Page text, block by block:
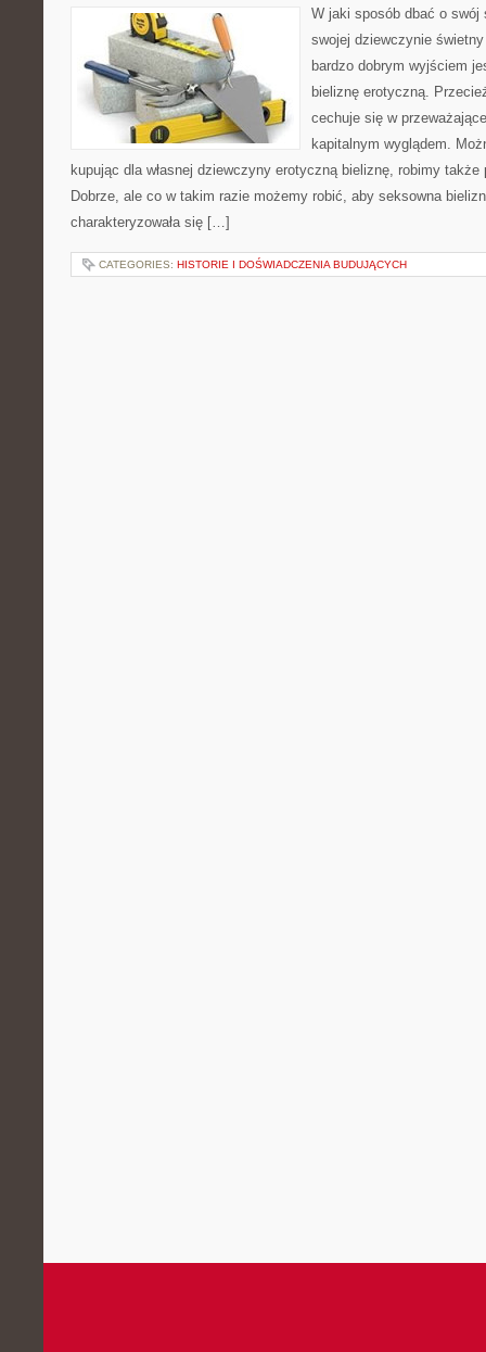
W jaki sposób dbać o
swojej dziewczynie
bardzo dobrym wyjściem
bieliznę erotyczną.
cechuje się w
kapitalnym wyglądem.
kupując dla własnej dziewczyny erotyczną bieliznę, robimy
Dobrze, ale co w takim razie możemy robić, aby seksowna
charakteryzowała się […]
CATEGORIES: HISTORIE I DOŚWIADCZENIA BUDUJĄCYCH